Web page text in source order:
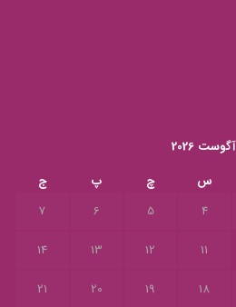
آگوست 2026
س چ پ
ج
4
5
6
7
11
12
13
14
18
19
20
21